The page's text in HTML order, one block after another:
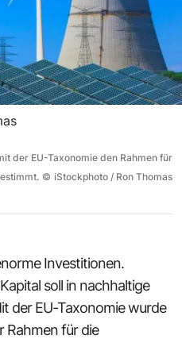
der EU-Taxonomie den Rahmen für
© iStockphoto / Ron Thomas
Investitionen.
soll in nachhaltige
der EU-Taxonomie wurde
Rahmen für die